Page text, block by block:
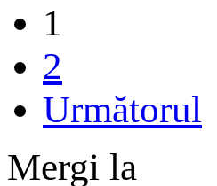
1
2
Următorul
Mergi la